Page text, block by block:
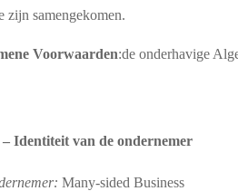
zijn samengekomen.
Voorwaarden:de onderhavige
Identiteit van de ondernemer
Many-sided Business